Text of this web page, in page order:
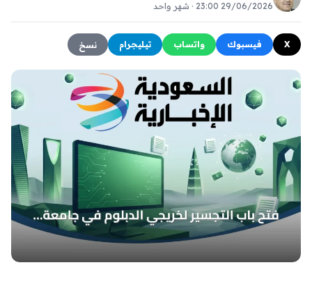
29/06/2026 23:00 · شهر واحد
X فيسبوك واتساب تيليجرام نسخ